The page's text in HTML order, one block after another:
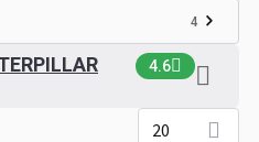
4
4.6
20